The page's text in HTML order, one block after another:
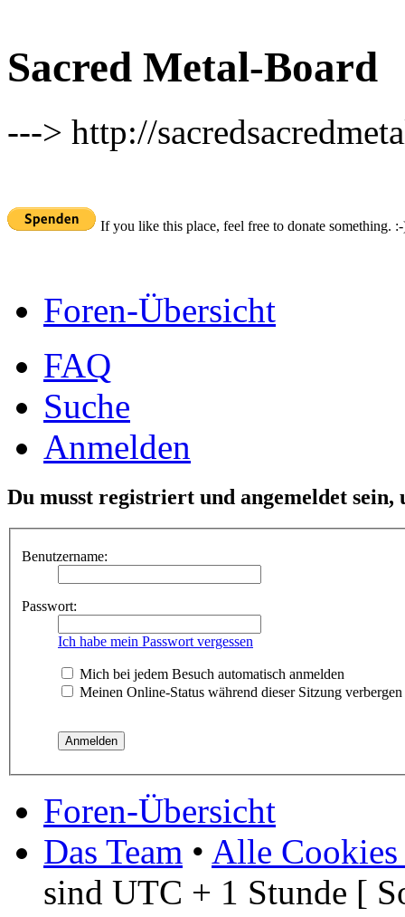
Sacred Metal-Board
---> http://
If you like this place, feel free to donate something.
Foren-Übersicht
FAQ
Suche
Anmelden
Du musst registriert und angemeldet
Benutzername:
Passwort:
Ich habe mein Passwort vergessen
Mich bei jedem Besuch automatisch anmelden
Meinen Online-Status während dieser Sitzung verbergen
Foren-Übersicht
Das Team • Alle Cookies
sind UTC + 1 Stunde [